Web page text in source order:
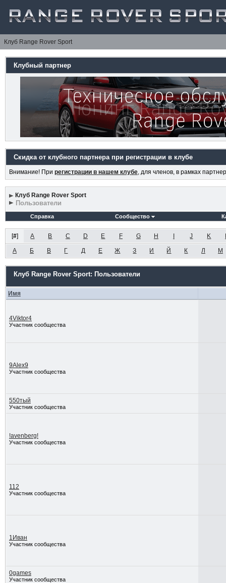
Клуб Range Rover Sport
Клубный партнер
Скидка от клубного партнера при регистрации в клубе
Внимание! При регистрации в нашем клубе, для членов, в рамках
Клуб Range Rover Sport
Пользователи
Справка Сообщество
[#] A B C D E F G H J K
А Б В Г Д Е Ж З И Й К Л М
Клуб Range Rover Sport: Пользователи
Имя
4Viktor4
Участник сообщества
9Alex9
Участник сообщества
550тый
Участник сообщества
!avenberg!
Участник сообщества
112
Участник сообщества
1Иван
Участник сообщества
0games
Участник сообщества